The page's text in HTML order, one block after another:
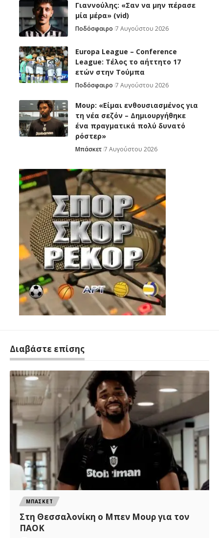
Γιαννούλης: «Σαν να μην πέρασε
μία μέρα» (vid)
Ποδόσφαιρο 7 Αυγούστου 2026
Europa League – Conference
League: Τέλος το αήττητο 17
ετών στην Τούμπα
Ποδόσφαιρο 7 Αυγούστου 2026
Μουρ: «Είμαι ενθουσιασμένος για
τη νέα σεζόν – Δημιουργήθηκε
ένα πραγματικά πολύ δυνατό
ρόστερ»
Μπάσκετ 7 Αυγούστου 2026
Διαβάστε επίσης
ΜΠΑΣΚΕΤ
Στη Θεσσαλονίκη ο Μπεν Μουρ για τον
ΠΑΟΚ